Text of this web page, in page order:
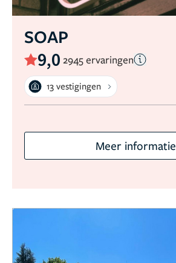
SOAP
9,0 2945 ervaringen
13 vestigingen
Meer informatie